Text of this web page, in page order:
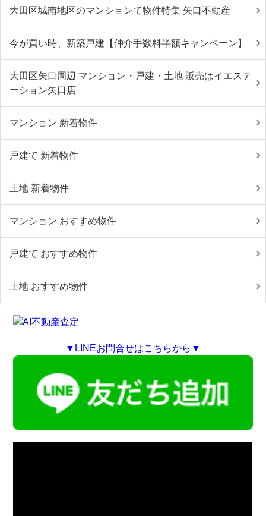
大田区城南地区のマンションて物件特集 矢口不動産
今が買い時、新築戸建【仲介手数料半額キャンペーン】
大田区矢口周辺 マンション・戸建・土地 販売はイエステ
ーション矢口店
マンション 新着物件
戸建て 新着物件
土地 新着物件
マンション おすすめ物件
戸建て おすすめ物件
土地 おすすめ物件
▼LINEお問合せはこちらから▼